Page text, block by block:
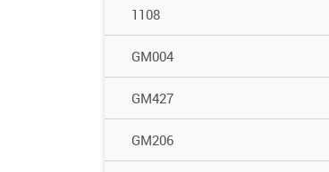
1108
GM004
GM427
GM206